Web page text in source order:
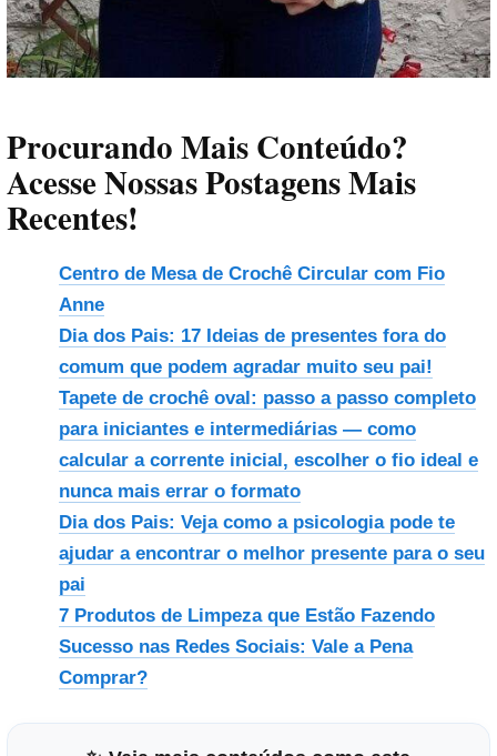
Procurando Mais Conteúdo?
Acesse Nossas Postagens Mais
Recentes!
Centro de Mesa de Crochê Circular com Fio
Anne
Dia dos Pais: 17 Ideias de presentes fora do
comum que podem agradar muito seu pai!
Tapete de crochê oval: passo a passo completo
para iniciantes e intermediárias — como
calcular a corrente inicial, escolher o fio ideal e
nunca mais errar o formato
Dia dos Pais: Veja como a psicologia pode te
ajudar a encontrar o melhor presente para o seu
pai
7 Produtos de Limpeza que Estão Fazendo
Sucesso nas Redes Sociais: Vale a Pena
Comprar?